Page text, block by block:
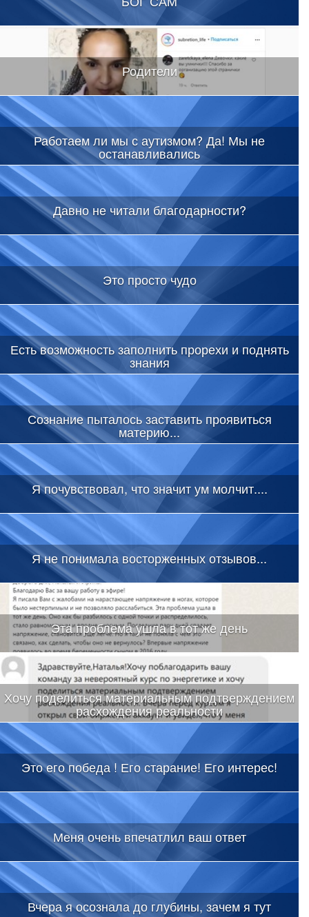
Родители
Работаем ли мы с аутизмом? Да! Мы не
останавливались
Давно не читали благодарности?
Это просто чудо
Есть возможность заполнить прорехи и поднять
знания
Сознание пыталось заставить проявиться
материю...
Я почувствовал, что значит ум молчит....
Я не понимала восторженных отзывов...
Эта проблема ушла в тот же день
Хочу поделиться материальным подтверждением
расхождения реальности
Это его победа ! Его старание! Его интерес!
Меня очень впечатлил ваш ответ
Вчера я осознала до глубины, зачем я тут